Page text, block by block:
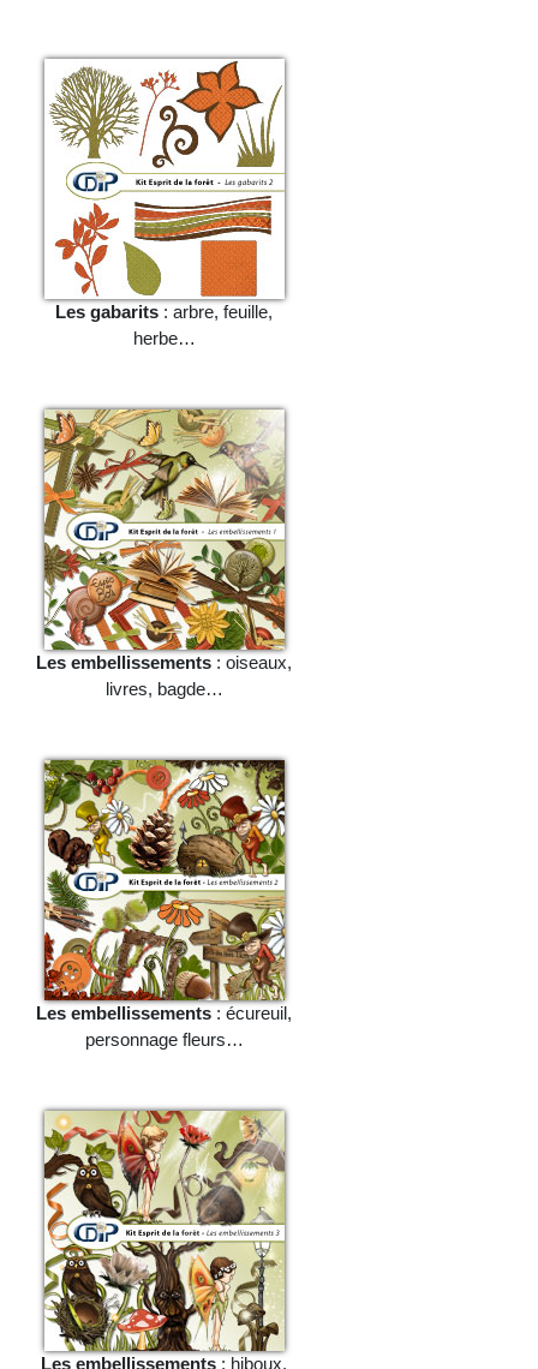
Les gabarits : arbre, feuille,
herbe…
Les embellissements : oiseaux,
livres, bagde…
Les embellissements : écureuil,
personnage fleurs…
Les embellissements : hiboux,